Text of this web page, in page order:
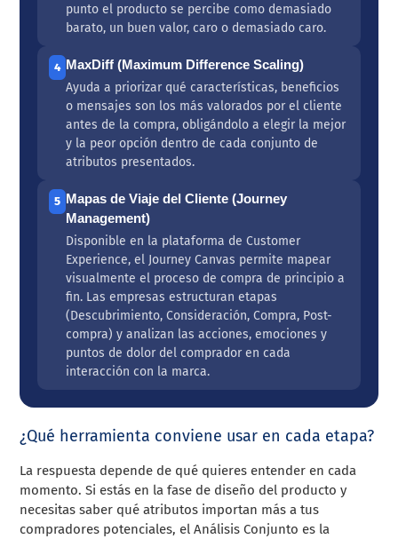
punto el producto se percibe como demasiado
barato, un buen valor, caro o demasiado caro.
4 MaxDiff (Maximum Difference Scaling)
Ayuda a priorizar qué características, beneficios
o mensajes son los más valorados por el cliente
antes de la compra, obligándolo a elegir la mejor
y la peor opción dentro de cada conjunto de
atributos presentados.
5 Mapas de Viaje del Cliente (Journey
Management)
Disponible en la plataforma de Customer
Experience, el Journey Canvas permite mapear
visualmente el proceso de compra de principio a
fin. Las empresas estructuran etapas
(Descubrimiento, Consideración, Compra, Post-
compra) y analizan las acciones, emociones y
puntos de dolor del comprador en cada
interacción con la marca.
¿Qué herramienta conviene usar en cada etapa?
La respuesta depende de qué quieres entender en cada
momento. Si estás en la fase de diseño del producto y
necesitas saber qué atributos importan más a tus
compradores potenciales, el Análisis Conjunto es la